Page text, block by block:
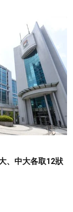
、中大各取12狀